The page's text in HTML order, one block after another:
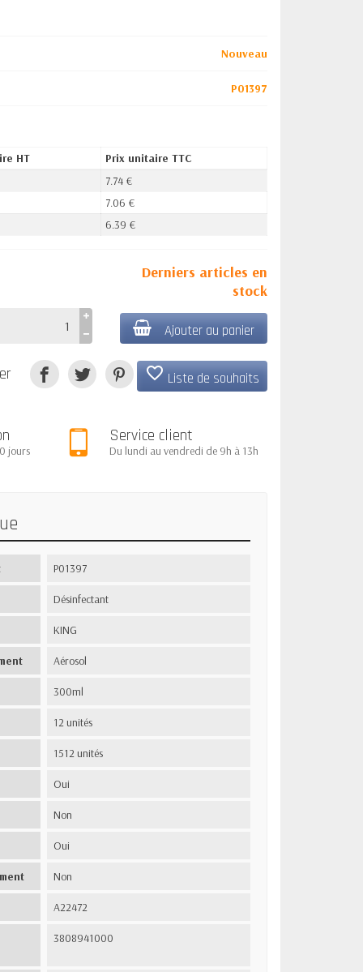
Nouveau
P01397
HT
Prix unitaire TTC
7.74 €
7.06 €
6.39 €
Derniers articles en
stock
Ajouter au panier
favorite_border Liste de souhaits
jours
Service client
Du lundi au vendredi de 9h à 13h
P01397
Désinfectant
KING
Aérosol
300ml
12 unités
1512 unités
Oui
Non
Oui
Non
A22472
3808941000